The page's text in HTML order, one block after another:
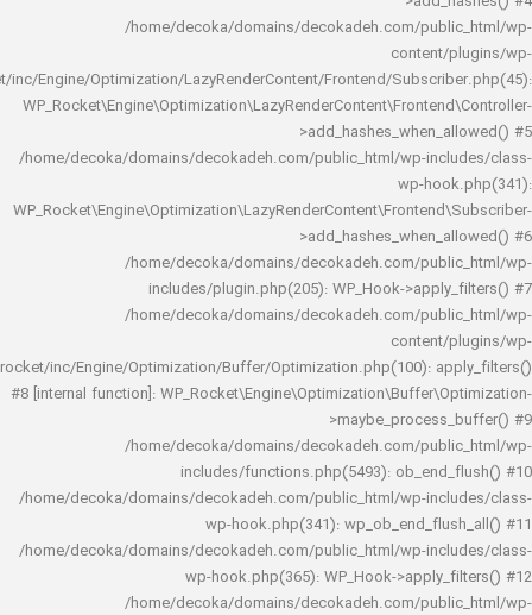
/home/decoka/domains/decokadeh.com/
rocket/inc/Engine/Optimization/LazyRenderContent/Frontend/
/home/decoka/domains/decokadeh.com/public_html/wp-
wp-
/home/decoka/domains/decokadeh.com/
includes/plugin.php(205): WP_Hook-
/home/decoka/domains/decokadeh.com/
rocket/inc/Engine/Optimization/Buffer/Optimization.php(100):
#8 [internal function]:
/home/decoka/domains/decokadeh.com/
includes/functions.php(5493):
/home/decoka/domains/decokadeh.com/public_html/wp-
wp-hook.php(341):
/home/decoka/domains/decokadeh.com/public_html/wp-
wp-hook.php(365): WP_Hook-
/home/decoka/domains/decokadeh.com/